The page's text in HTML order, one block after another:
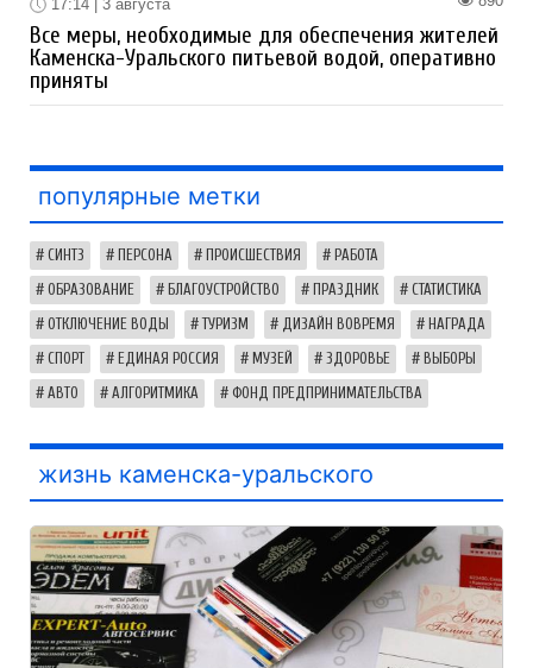
17:14 | 3 августа
Все меры, необходимые для обеспечения жителей
Каменска-Уральского питьевой водой, оперативно
приняты
популярные метки
СИНТЗ ПЕРСОНА ПРОИСШЕСТВИЯ РАБОТА
ОБРАЗОВАНИЕ БЛАГОУСТРОЙСТВО ПРАЗДНИК СТАТИСТИКА
ОТКЛЮЧЕНИЕ ВОДЫ ТУРИЗМ ДИЗАЙН ВОВРЕМЯ НАГРАДА
СПОРТ ЕДИНАЯ РОССИЯ МУЗЕЙ ЗДОРОВЬЕ ВЫБОРЫ
АВТО АЛГОРИТМИКА ФОНД ПРЕДПРИНИМАТЕЛЬСТВА
жизнь каменска-уральского